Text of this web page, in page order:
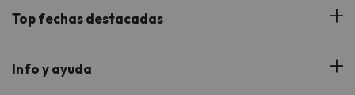
Proveedores
Hoteles Cataluña
Viajes con Niños
Viajes de Novios
Top fechas destacadas
Verano
Info y ayuda